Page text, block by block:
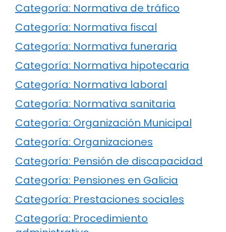
Categoría: Normativa de tráfico
Categoría: Normativa fiscal
Categoría: Normativa funeraria
Categoría: Normativa hipotecaria
Categoría: Normativa laboral
Categoría: Normativa sanitaria
Categoría: Organización Municipal
Categoría: Organizaciones
Categoría: Pensión de discapacidad
Categoría: Pensiones en Galicia
Categoría: Prestaciones sociales
Categoría: Procedimiento